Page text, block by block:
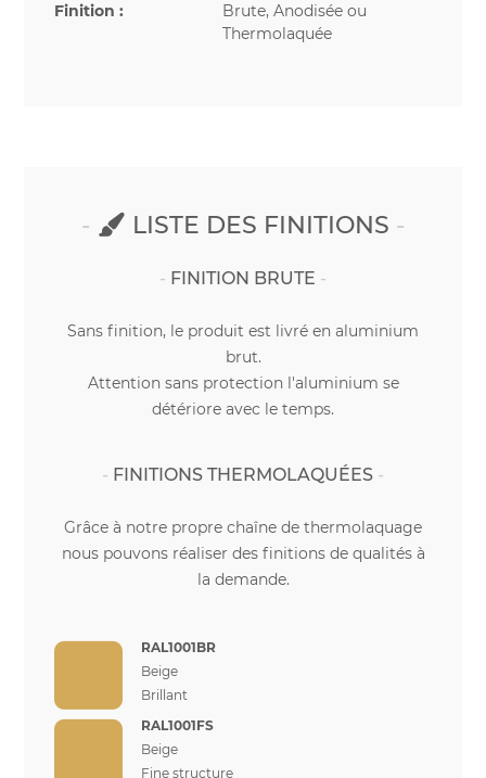
Finition :
Brute, Anodisée ou
Thermolaquée
LISTE DES FINITIONS
FINITION BRUTE
Sans finition, le produit est livré en aluminium
brut.
Attention sans protection l'aluminium se
détériore avec le temps.
FINITIONS THERMOLAQUÉES
Grâce à notre propre chaîne de thermolaquage
nous pouvons réaliser des finitions de qualités à
la demande.
RAL1001BR
Beige
Brillant
RAL1001FS
Beige
Fine structure